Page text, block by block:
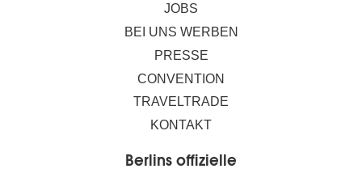
JOBS
BEI UNS WERBEN
PRESSE
CONVENTION
TRAVELTRADE
KONTAKT
Berlins offizielle